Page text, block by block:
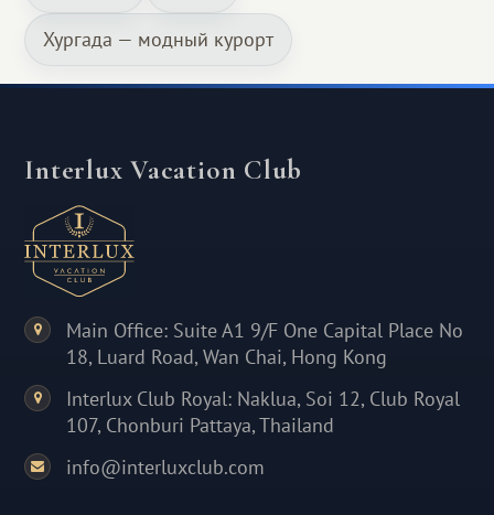
Хургада — модный курорт
Interlux Vacation Club
Main Office: Suite A1 9/F One Capital Place No
18, Luard Road, Wan Chai, Hong Kong
Interlux Club Royal: Naklua, Soi 12, Club Royal
107, Chonburi Pattaya, Thailand
info@interluxclub.com